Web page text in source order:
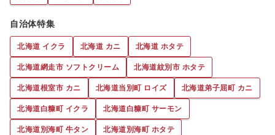
自治体特集
北海道 イクラ 北海道 カニ
北海道 ホタテ
北海道網走市 ソフトクリーム
北海道紋別市 ホタテ
北海道根室市 カニ
北海道当別町 ロイズ
北海道弟子屈町 カニ
北海道白糠町 イクラ
北海道白糠町 サーモン
北海道別海町 牛タン
北海道別海町 ホタテ